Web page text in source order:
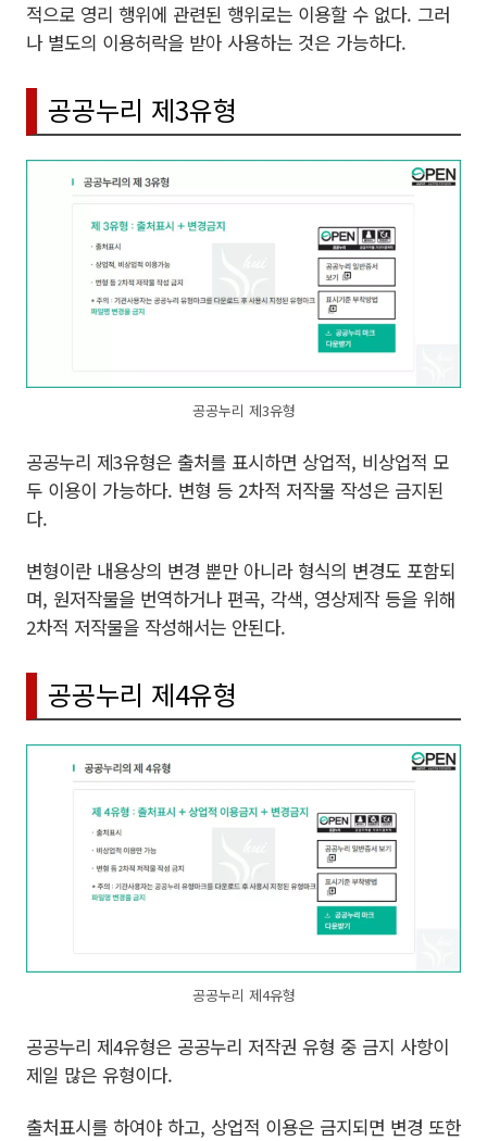
적으로 영리 행위에 관련된 행위로는 이용할 수 없다. 그러
나 별도의 이용허락을 받아 사용하는 것은 가능하다.
공공누리 제3유형
공공누리 제3유형
공공누리 제3유형은 출처를 표시하면 상업적, 비상업적 모
두 이용이 가능하다. 변형 등 2차적 저작물 작성은 금지된
다.
변형이란 내용상의 변경 뿐만 아니라 형식의 변경도 포함되
며, 원저작물을 번역하거나 편곡, 각색, 영상제작 등을 위해
2차적 저작물을 작성해서는 안된다.
공공누리 제4유형
공공누리 제4유형
공공누리 제4유형은 공공누리 저작권 유형 중 금지 사항이
제일 많은 유형이다.
출처표시를 하여야 하고, 상업적 이용은 금지되면 변경 또한